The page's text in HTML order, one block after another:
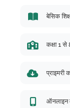
बेसिक
कक्षा 1 से
ऑनलाइन